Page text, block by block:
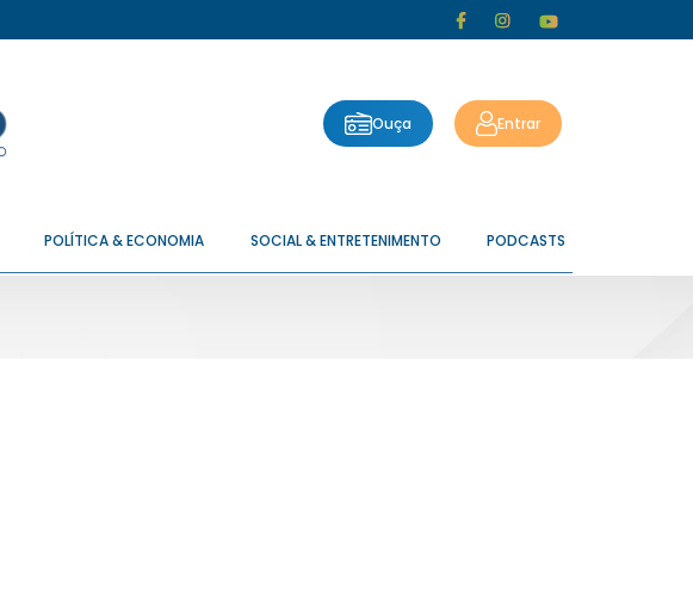
Ouça Entrar
POLÍTICA & ECONOMIA SOCIAL & ENTRETENIMENTO PODCASTS